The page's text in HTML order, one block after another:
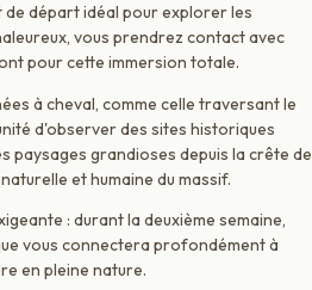
départ idéal pour explorer les
vous prendrez contact avec
pour cette immersion totale.
à cheval, comme celle traversant le
d'observer des sites historiques
paysages grandioses depuis la crête de
et humaine du massif.
: durant la deuxième semaine,
vous connectera profondément à
en pleine nature.